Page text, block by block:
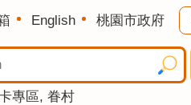
English 桃園市政府
專區 眷村